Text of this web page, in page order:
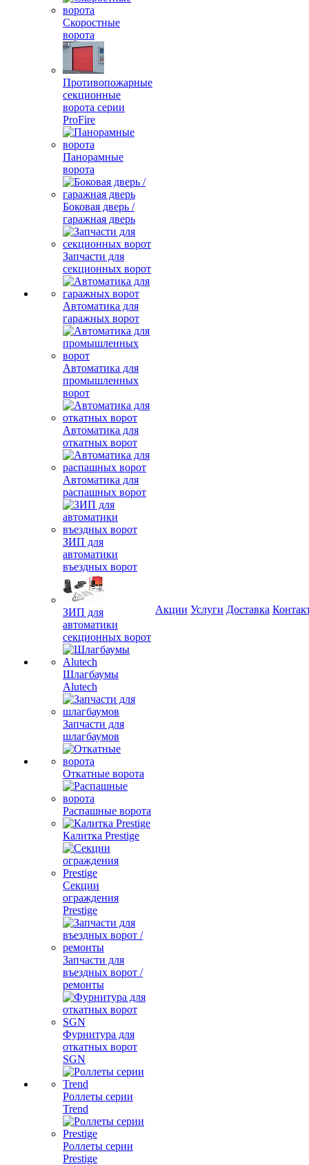
Скоростные
ворота
Противопожарные
секционные
ворота серии
ProFire
Панорамные
ворота
Боковая дверь /
гаражная дверь
Запчасти для
секционных ворот
Автоматика для
гаражных ворот
Автоматика для
промышленных
ворот
Автоматика для
откатных ворот
Автоматика для
распашных ворот
ЗИП для
автоматики
въездных ворот
ЗИП для
автоматики
секционных ворот
Шлагбаумы
Alutech
Запчасти для
шлагбаумов
Откатные ворота
Распашные ворота
Калитка Prestige
Секции
ограждения
Prestige
Запчасти для
въездных ворот /
ремонты
Фурнитура для
откатных ворот
SGN
Роллеты серии
Trend
Роллеты серии
Prestige
Акции Услуги Доставка